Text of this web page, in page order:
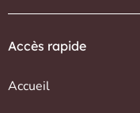
Accès rapide
Accueil